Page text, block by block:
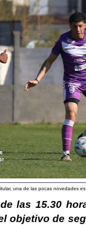
una de las pocas novedades
las 15.30
objetivo de